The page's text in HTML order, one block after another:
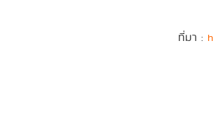
ที่มา :